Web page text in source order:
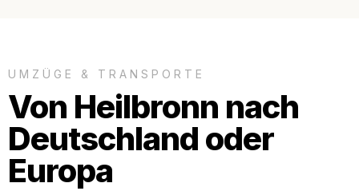
UMZÜGE & TRANSPORTE
Von Heilbronn nach
Deutschland oder
Europa